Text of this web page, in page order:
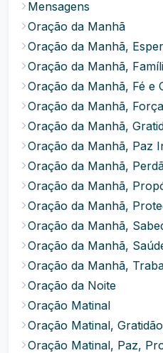
Mensagens
Oração da Manhã
Oração da Manhã,
Oração da Manhã,
Oração da Manhã, Fé e
Oração da Manhã,
Oração da Manhã,
Oração da Manhã, Paz
Oração da Manhã,
Oração da Manhã,
Oração da Manhã,
Oração da Manhã,
Oração da Manhã,
Oração da Manhã,
Oração da Noite
Oração Matinal
Oração Matinal,
Oração Matinal, Paz,